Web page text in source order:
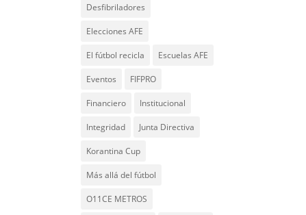
Desfibriladores
Elecciones AFE
El fútbol recicla Escuelas AFE
Eventos FIFPRO
Financiero Institucional
Integridad Junta Directiva
Korantina Cup
Más allá del fútbol
O11CE METROS